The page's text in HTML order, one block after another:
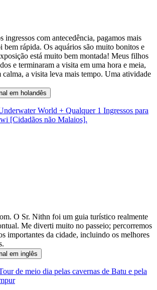
ingressos com antecedência, pagamos mais
bem rápida. Os aquários são muito bonitos e
está muito bem montada! Meus filhos
e terminaram a visita em uma hora e meia,
calma, a visita leva mais tempo. Uma atividade
em holandês
World + Qualquer 1 Ingressos para
[Cidadãos não Malaios].
O Sr. Nithn foi um guia turístico realmente
Me diverti muito no passeio; percorremos
importantes da cidade, incluindo os melhores
em inglês
de meio dia pelas cavernas de Batu e pela